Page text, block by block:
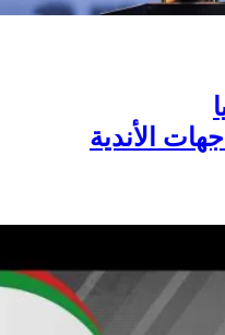
2026 : مواجهات الأندية